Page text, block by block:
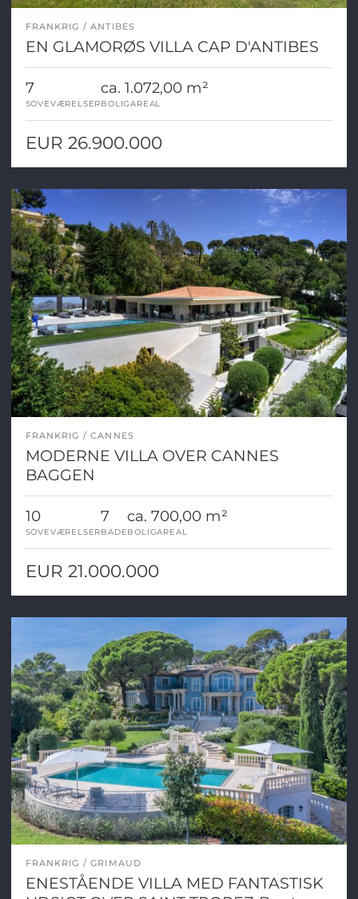
FRANKRIG ANTIBES
EN GLAMORØS VILLA CAP D'ANTIBES
7
SOVEVÆRELSER
ca. 1.072,00 m²
BOLIGAREAL
EUR 26.900.000
FRANKRIG CANNES
MODERNE VILLA OVER CANNES
BAGGEN
10
SOVEVÆRELSER
7
BADE
ca. 700,00 m²
BOLIGAREAL
EUR 21.000.000
FRANKRIG GRIMAUD
ENESTÅENDE VILLA MED FANTASTISK